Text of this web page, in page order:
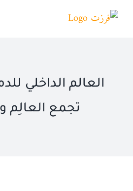
Skip
العالم الداخلي
تجمع العالِم